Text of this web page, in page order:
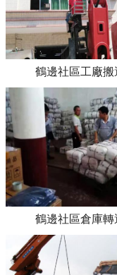
鶴邊社區工廠搬
鶴邊社區倉庫轉